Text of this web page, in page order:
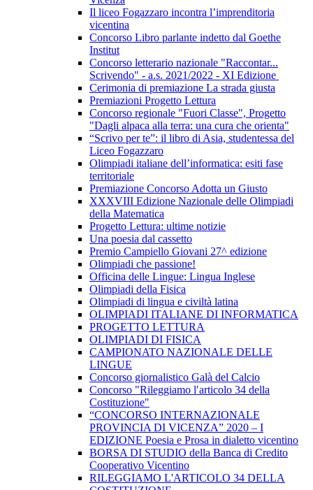
Il liceo Fogazzaro incontra l’imprenditoria
vicentina
Concorso Libro parlante indetto dal Goethe
Institut
Concorso letterario nazionale "Raccontar...
Scrivendo" - a.s. 2021/2022 - XI Edizione
Cerimonia di premiazione La strada giusta
Premiazioni Progetto Lettura
Concorso regionale "Fuori Classe", Progetto
"Dagli alpaca alla terra: una cura che orienta"
“Scrivo per te”: il libro di Asia, studentessa del
Liceo Fogazzaro
Olimpiadi italiane dell’informatica: esiti fase
territoriale
Premiazione Concorso Adotta un Giusto
XXXVIII Edizione Nazionale delle Olimpiadi
della Matematica
Progetto Lettura: ultime notizie
Una poesia dal cassetto
Premio Campiello Giovani 27^ edizione
Olimpiadi che passione!
Officina delle Lingue: Lingua Inglese
Olimpiadi della Fisica
Olimpiadi di lingua e civiltà latina
OLIMPIADI ITALIANE DI INFORMATICA
PROGETTO LETTURA
OLIMPIADI DI FISICA
CAMPIONATO NAZIONALE DELLE
LINGUE
Concorso giornalistico Galà del Calcio
Concorso "Rileggiamo l′articolo 34 della
Costituzione"
“CONCORSO INTERNAZIONALE
PROVINCIA DI VICENZA” 2020 – I
EDIZIONE Poesia e Prosa in dialetto vicentino
BORSA DI STUDIO della Banca di Credito
Cooperativo Vicentino
RILEGGIAMO L'ARTICOLO 34 DELLA